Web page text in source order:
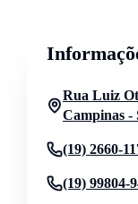
Rua Luiz
Campinas -
(19) 2660-
(19) 99804-